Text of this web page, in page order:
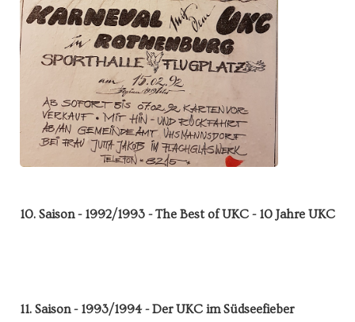
10. Saison - 1992/1993 - The Best of UKC - 10 Jahre UKC
11. Saison - 1993/1994 - Der UKC im Südseefieber